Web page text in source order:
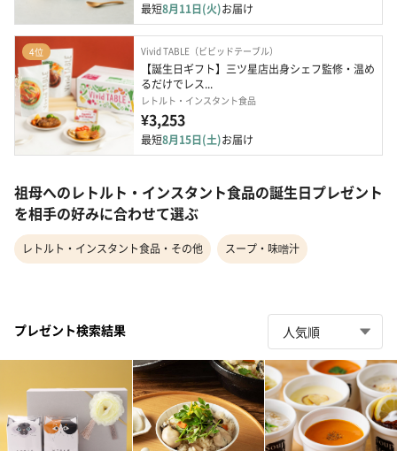
最短8月11日(火)お届け
4位 Vivid TABLE（ビビッドテーブル）
【誕生日ギフト】三ツ星店出身シェフ監修・温め
るだけでレス...
レトルト・インスタント食品
¥3,253
最短8月15日(土)お届け
祖母へのレトルト・インスタント食品の誕生日プレゼント
を相手の好みに合わせて選ぶ
レトルト・インスタント食品・その他 スープ・味噌汁
プレゼント検索結果